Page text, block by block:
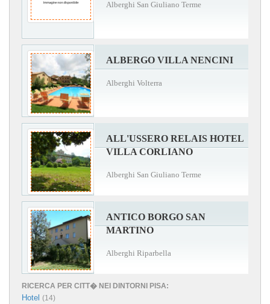
Alberghi San Giuliano Terme
ALBERGO VILLA NENCINI
Alberghi Volterra
ALL'USSERO RELAIS HOTEL
VILLA CORLIANO
Alberghi San Giuliano Terme
ANTICO BORGO SAN
MARTINO
Alberghi Riparbella
RICERCA PER CITT� NEI DINTORNI PISA:
Hotel (14)